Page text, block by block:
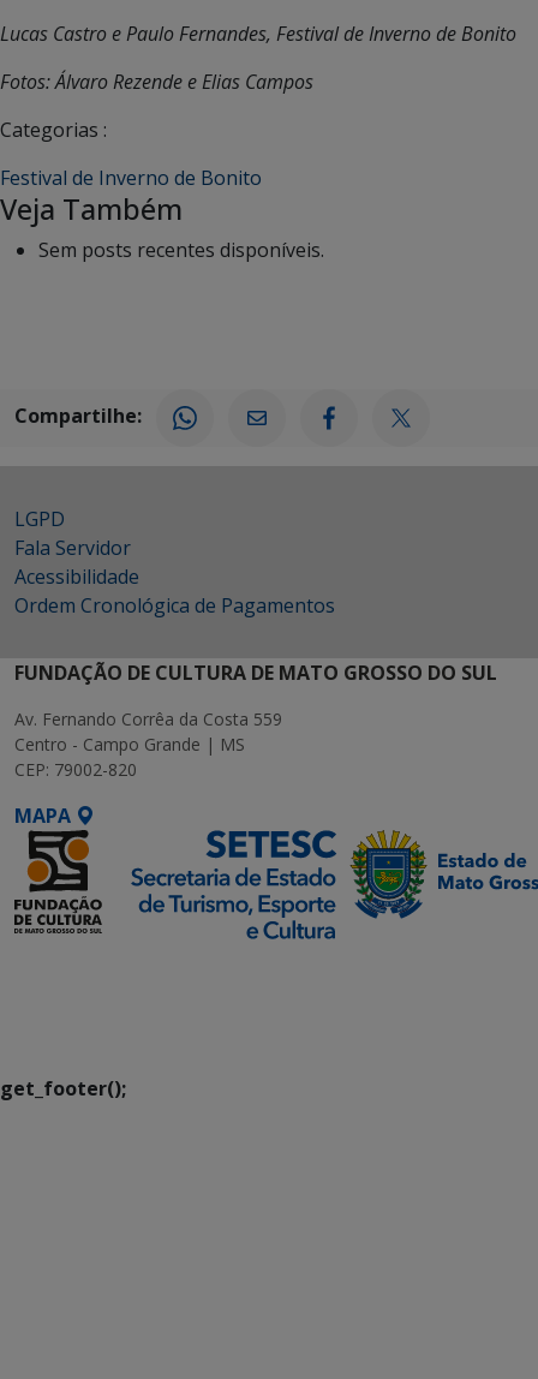
Lucas Castro e Paulo Fernandes, Festival de Inverno de Bonito
Fotos: Álvaro Rezende e Elias Campos
Categorias :
Festival de Inverno de Bonito
Veja Também
Sem posts recentes disponíveis.
Compartilhe:
LGPD
Fala Servidor
Acessibilidade
Ordem Cronológica de Pagamentos
FUNDAÇÃO DE CULTURA DE MATO GROSSO DO SUL
Av. Fernando Corrêa da Costa 559
Centro - Campo Grande | MS
CEP: 79002-820
MAPA
get_footer();